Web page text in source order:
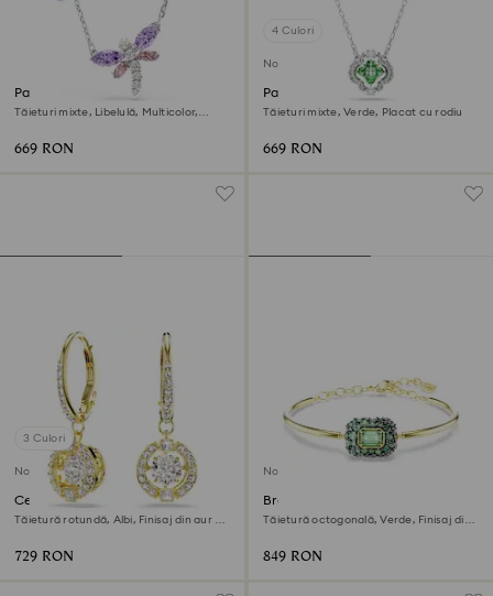
Pandantiv Ariana Grande x
Swarovski
Tăieturi mixte, Libelulă, Multicolor,
669 RON
4 Culori
Nou
Pandantiv Una Angelic
Tăieturi mixte, Verde, Placat cu rodiu
669 RON
3 Culori
Nou
Cercei cu drop Una Angelic
Tăietură rotundă, Albi, Finisaj din aur de
729 RON
Nou
Brățară fixă Sublima
Tăietură octogonală, Verde, Finisaj din
849 RON